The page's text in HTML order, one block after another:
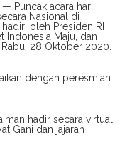
— Puncak acara hari
Nasional di
oleh Presiden RI
Indonesia Maju, dan
28 Oktober 2020.
dengan peresmian
hadir secara virtual
Gani dan jajaran